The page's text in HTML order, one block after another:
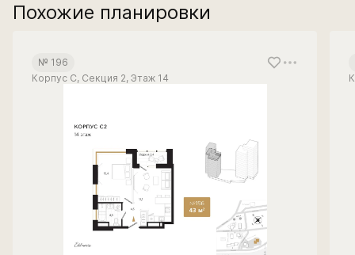
Похожие планировки
№ 196
Корпус С, Секция 2, Этаж 14